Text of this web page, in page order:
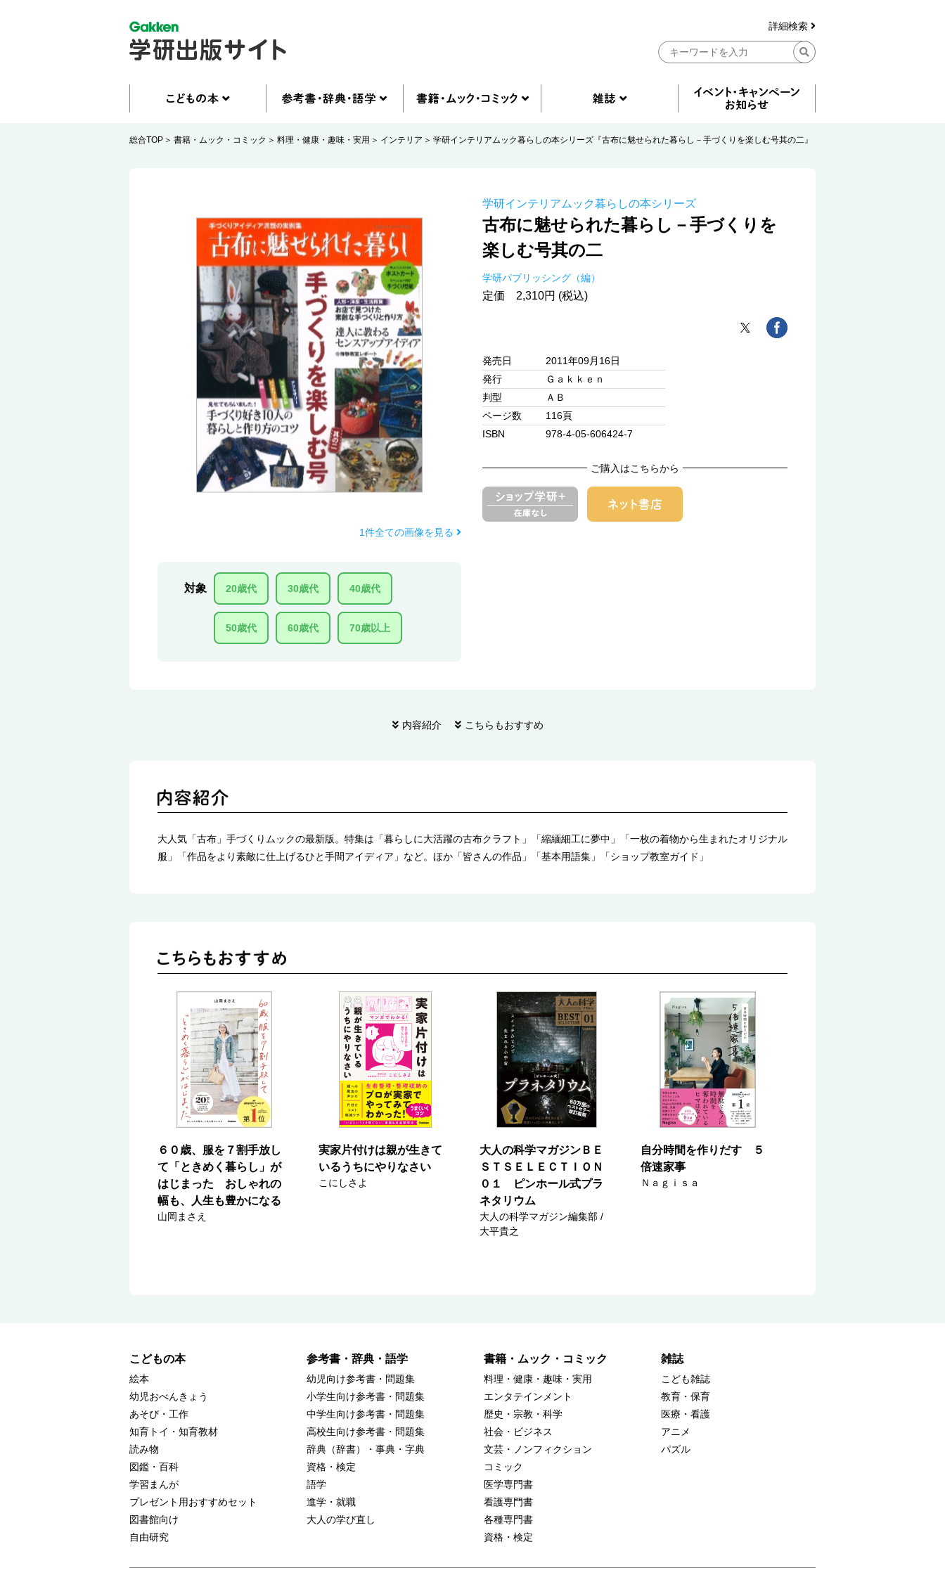
詳細検索
総合TOP 書籍・ムック・コミック 料理・健康・趣味・実用 インテリア 学研インテリアムック暮らしの本シリーズ『古布に魅せられた暮らし－手づくりを楽しむ号其の二』
1件全ての画像を見る
対象 20歳代 30歳代 40歳代
50歳代 60歳代 70歳以上
学研インテリアムック暮らしの本シリーズ
古布に魅せられた暮らし－手づくりを
楽しむ号其の二
学研パブリッシング（編）
定価 2,310円 (税込)
発売日
2011年09月16日
発行
Ｇａｋｋｅｎ
判型
ＡＢ
ページ数
116頁
ISBN
978-4-05-606424-7
ご購入はこちらから
内容紹介 こちらもおすすめ
大人気「古布」手づくりムックの最新版。特集は「暮らしに大活躍の古布クラフト」「縮緬細工に夢中」「一枚の着物から生まれたオリジナル
服」「作品をより素敵に仕上げるひと手間アイディア」など。ほか「皆さんの作品」「基本用語集」「ショップ教室ガイド」
６０歳、服を７割手放し
て「ときめく暮らし」が
はじまった おしゃれの
幅も、人生も豊かになる
山岡まさえ
実家片付けは親が生きて
いるうちにやりなさい
こにしさよ
大人の科学マガジンＢＥ
ＳＴＳＥＬＥＣＴＩＯＮ
０１ ピンホール式プラ
ネタリウム
大人の科学マガジン編集部 /
大平貴之
自分時間を作りだす ５
倍速家事
Ｎａｇｉｓａ
こどもの本
絵本
幼児おべんきょう
あそび・工作
知育トイ・知育教材
読み物
図鑑・百科
学習まんが
プレゼント用おすすめセット
図書館向け
自由研究
参考書・辞典・語学
幼児向け参考書・問題集
小学生向け参考書・問題集
中学生向け参考書・問題集
高校生向け参考書・問題集
辞典（辞書）・事典・字典
資格・検定
語学
進学・就職
大人の学び直し
書籍・ムック・コミック
料理・健康・趣味・実用
エンタテインメント
歴史・宗教・科学
社会・ビジネス
文芸・ノンフィクション
コミック
医学専門書
看護専門書
各種専門書
資格・検定
雑誌
こども雑誌
教育・保育
医療・看護
アニメ
パズル